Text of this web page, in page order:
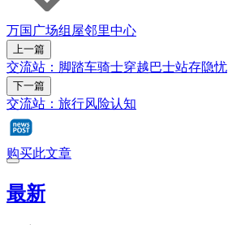
万国广场组屋邻里中心
上一篇
交流站：脚踏车骑士穿越巴士站存隐忧
下一篇
交流站：旅行风险认知
购买此文章
最新